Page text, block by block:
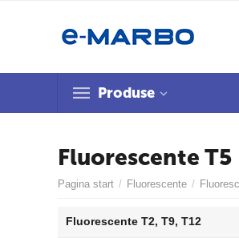
Produse
Fluorescente T5
Pagina start / Fluorescente /
Fluorescente T2, T9, T12